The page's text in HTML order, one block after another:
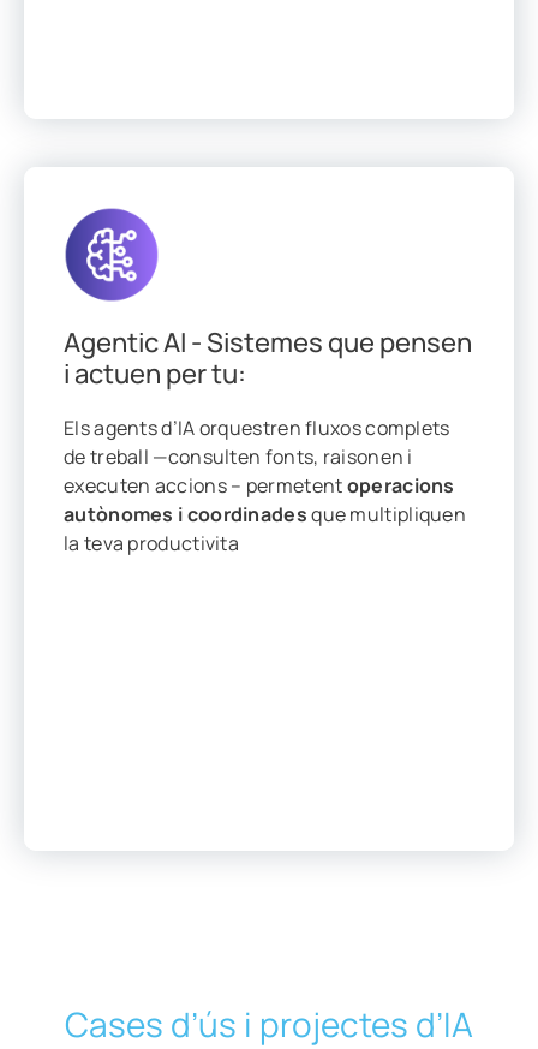
Agentic AI - Sistemes que pensen
i actuen per tu:
Els agents d’IA orquestren fluxos complets
de treball —consulten fonts, raisonen i
executen accions – permetentoperacions
autònomes i coordinadesque multipliquen
la teva productivita
Cases d’ús i projectes d’IA